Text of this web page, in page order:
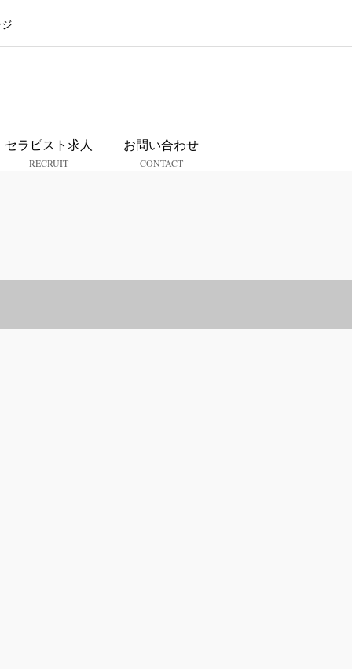
セラピスト求人
RECRUIT
お問い合わせ
CONTACT